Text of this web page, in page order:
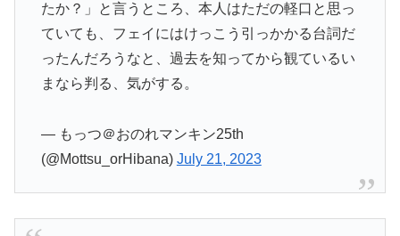
たか？」と言うところ、本人はただの軽口と思っ
ていても、フェイにはけっこう引っかかる台詞だ
ったんだろうなと、過去を知ってから観ているい
まなら判る、気がする。
— もっつ＠おのれマンキン25th
(@Mottsu_orHibana) July 21, 2023